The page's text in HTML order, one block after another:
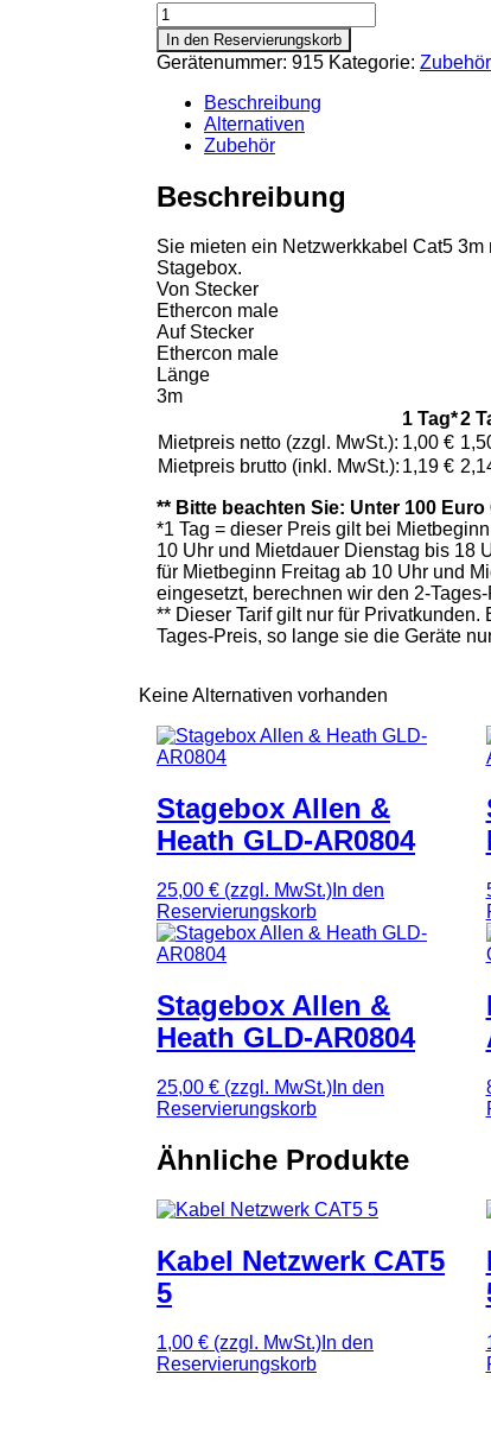
Kabel
Netzwerk
CAT5
3
Menge
In den Reservierungskorb
Gerätenummer: 915 Kategorie: Zubehör
Beschreibung
Alternativen
Zubehör
Beschreibung
Sie mieten ein Netzwerkkabel Cat5
Stagebox.
Von Stecker
Ethercon male
Auf Stecker
Ethercon male
Länge
3m
1 Tag*2
Mietpreis netto (zzgl. MwSt.): 1,00 €
Mietpreis brutto (inkl. MwSt.): 1,19 €
** Bitte beachten Sie: Unter 100
*1 Tag = dieser Preis gilt bei
10 Uhr und Mietdauer Dienstag bis 18
für Mietbeginn Freitag ab 10 Uhr und
eingesetzt, berechnen wir den 2-
** Dieser Tarif gilt nur für
Tages-Preis, so lange sie die Geräte
Keine Alternativen vorhanden
Stagebox Allen &
Heath GLD-AR0804
25,00 € (zzgl. MwSt.) In den
Reservierungskorb
Stagebox Allen &
Heath GLD-AR0804
25,00 € (zzgl. MwSt.) In den
Reservierungskorb
Ähnliche Produkte
Kabel Netzwerk CAT5
5
1,00 € (zzgl. MwSt.) In den
Reservierungskorb